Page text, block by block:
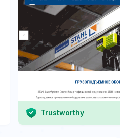
Trustworthy